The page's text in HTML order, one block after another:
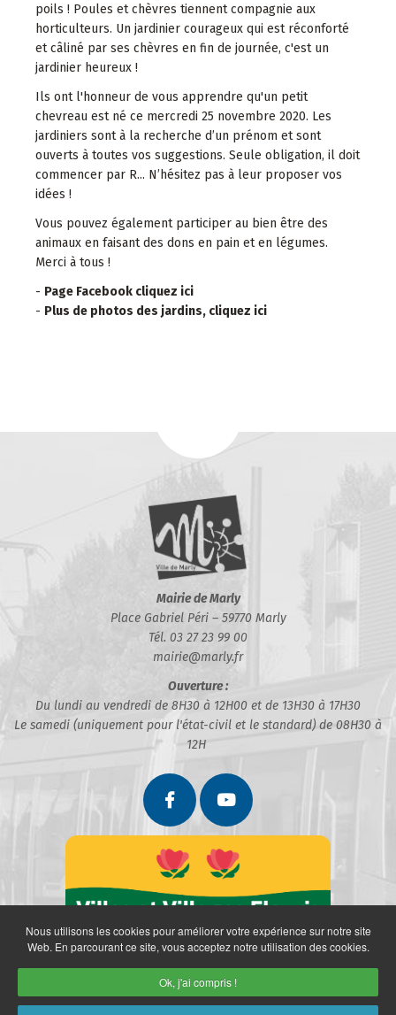
poils ! Poules et chèvres tiennent compagnie aux
horticulteurs. Un jardinier courageux qui est réconforté
et câliné par ses chèvres en fin de journée, c'est un
jardinier heureux !
Ils ont l'honneur de vous apprendre qu'un petit
chevreau est né ce mercredi 25 novembre 2020. Les
jardiniers sont à la recherche d’un prénom et sont
ouverts à toutes vos suggestions. Seule obligation, il doit
commencer par R... N’hésitez pas à leur proposer vos
idées !
Vous pouvez également participer au bien être des
animaux en faisant des dons en pain et en légumes.
Merci à tous !
- Page Facebook cliquez ici
- Plus de photos des jardins, cliquez ici
Mairie de Marly
Place Gabriel Péri – 59770 Marly
Tél. 03 27 23 99 00
mairie@marly.fr
Ouverture :
Du lundi au vendredi de 8H30 à 12H00 et de 13H30 à 17H30
Le samedi (uniquement pour l'état-civil et le standard) de 08H30 à
12H
Nous utilisons les cookies pour améliorer votre expérience sur notre site
Web. En parcourant ce site, vous acceptez notre utilisation des cookies.
Ok, j'ai compris !